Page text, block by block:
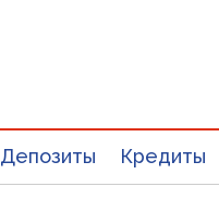
Депозиты Кредиты